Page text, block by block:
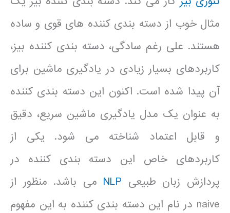
مثال خوب از دسته بندی کننده های قوی و ساده
هستند. علی رغم سادگی، دسته بندی کننده بیز،
کاربردهای بسیار زیادی در یادگیری ماشین برای
آن پیدا شده است. اکنون این دسته بندی کننده
به عنوان یک مدل یادگیری ماشین سریع، دقیق
و قابل اعتماد شناخته می شود. یکی از
کاربردهای خاص این دسته بندی کننده در
پردازش زبان طبیعی NLP می باشد. منظور از
naive در نام این دسته بندی کننده به این مفهوم